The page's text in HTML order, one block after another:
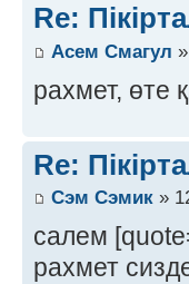
Re:
Асем Смагул
рахмет, өте
Re:
Сэм Сэмик »
салем
рахмет